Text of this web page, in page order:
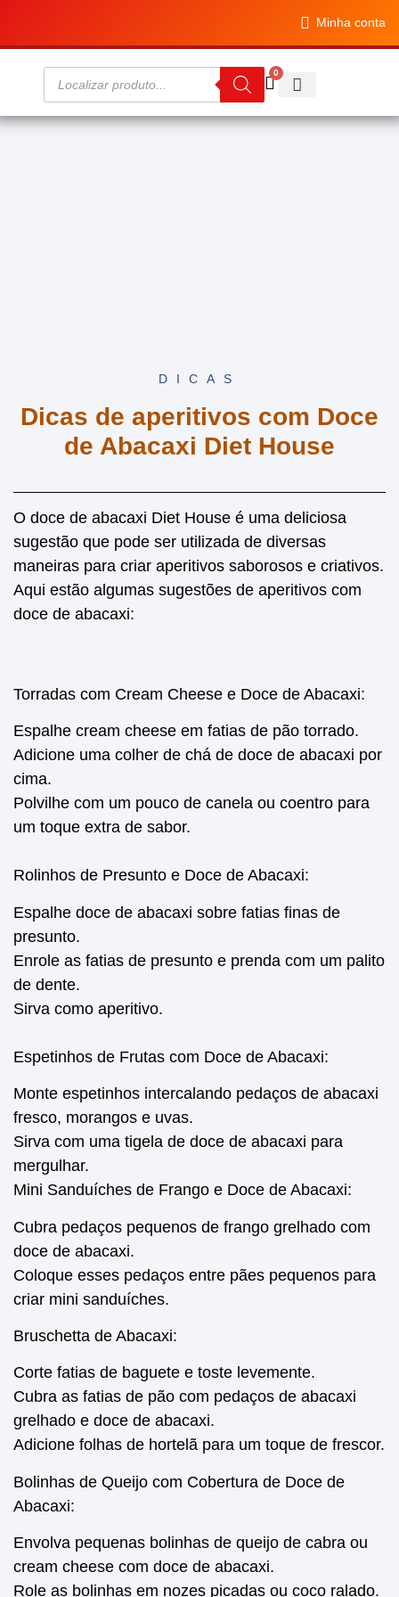
Minha conta
0
DICAS
Dicas de aperitivos com Doce
de Abacaxi Diet House
O doce de abacaxi Diet House é uma deliciosa
sugestão que pode ser utilizada de diversas
maneiras para criar aperitivos saborosos e criativos.
Aqui estão algumas sugestões de aperitivos com
doce de abacaxi:
Torradas com Cream Cheese e Doce de Abacaxi:
Espalhe cream cheese em fatias de pão torrado.
Adicione uma colher de chá de doce de abacaxi por
cima.
Polvilhe com um pouco de canela ou coentro para
um toque extra de sabor.
Rolinhos de Presunto e Doce de Abacaxi:
Espalhe doce de abacaxi sobre fatias finas de
presunto.
Enrole as fatias de presunto e prenda com um palito
de dente.
Sirva como aperitivo.
Espetinhos de Frutas com Doce de Abacaxi:
Monte espetinhos intercalando pedaços de abacaxi
fresco, morangos e uvas.
Sirva com uma tigela de doce de abacaxi para
mergulhar.
Mini Sanduíches de Frango e Doce de Abacaxi:
Cubra pedaços pequenos de frango grelhado com
doce de abacaxi.
Coloque esses pedaços entre pães pequenos para
criar mini sanduíches.
Bruschetta de Abacaxi:
Corte fatias de baguete e toste levemente.
Cubra as fatias de pão com pedaços de abacaxi
grelhado e doce de abacaxi.
Adicione folhas de hortelã para um toque de frescor.
Bolinhas de Queijo com Cobertura de Doce de
Abacaxi:
Envolva pequenas bolinhas de queijo de cabra ou
cream cheese com doce de abacaxi.
Role as bolinhas em nozes picadas ou coco ralado.